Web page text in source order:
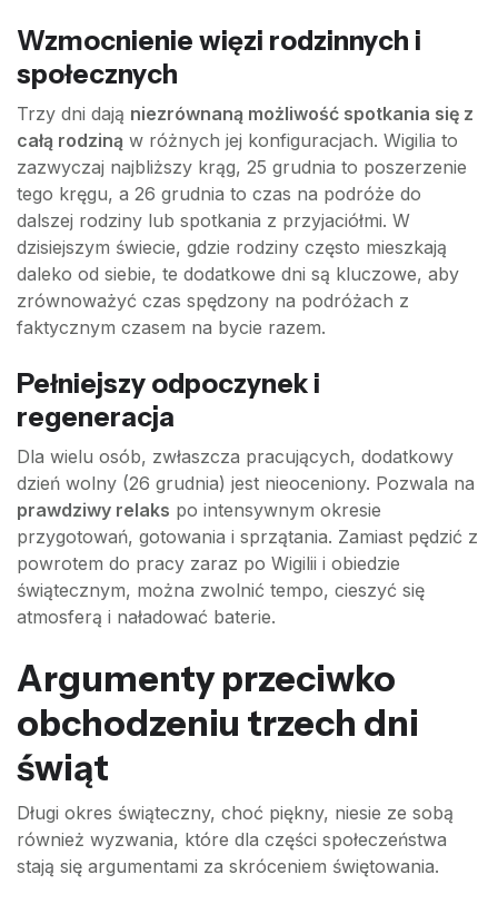
Wzmocnienie więzi rodzinnych i
społecznych
Trzy dni dają niezrównaną możliwość spotkania się z
całą rodziną w różnych jej konfiguracjach. Wigilia to
zazwyczaj najbliższy krąg, 25 grudnia to poszerzenie
tego kręgu, a 26 grudnia to czas na podróże do
dalszej rodziny lub spotkania z przyjaciółmi. W
dzisiejszym świecie, gdzie rodziny często mieszkają
daleko od siebie, te dodatkowe dni są kluczowe, aby
zrównoważyć czas spędzony na podróżach z
faktycznym czasem na bycie razem.
Pełniejszy odpoczynek i
regeneracja
Dla wielu osób, zwłaszcza pracujących, dodatkowy
dzień wolny (26 grudnia) jest nieoceniony. Pozwala na
prawdziwy relaks po intensywnym okresie
przygotowań, gotowania i sprzątania. Zamiast pędzić z
powrotem do pracy zaraz po Wigilii i obiedzie
świątecznym, można zwolnić tempo, cieszyć się
atmosferą i naładować baterie.
Argumenty przeciwko
obchodzeniu trzech dni
świąt
Długi okres świąteczny, choć piękny, niesie ze sobą
również wyzwania, które dla części społeczeństwa
stają się argumentami za skróceniem świętowania.